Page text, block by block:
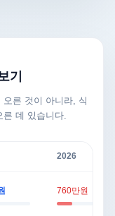
기
른 것이 아니라, 식
른 데 있습니다.
2026
760만원